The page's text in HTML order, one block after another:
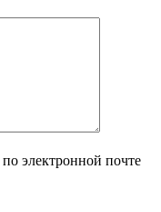
электронной почте